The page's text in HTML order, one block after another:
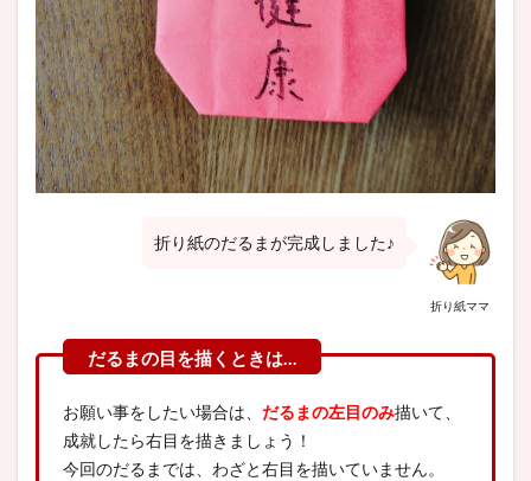
折り紙ママ
折り紙のだるまが完成しました♪
お願い事をしたい場合は、 だるまの左目のみ描いて、
成就したら右目を描きましょう！
今回のだるまでは、わざと右目を描いていません。